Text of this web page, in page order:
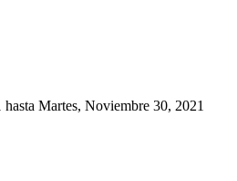
hasta Martes, Noviembre 30, 2021